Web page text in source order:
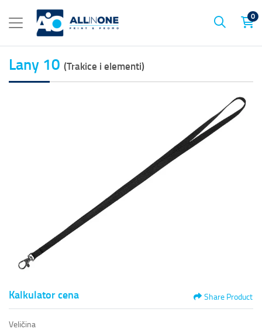
0
Lany 10 (Trakice i elementi)
Kalkulator cena Share Product
Veličina